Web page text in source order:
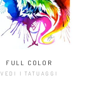
FULL COLOR
VEDI I TATUAGGI